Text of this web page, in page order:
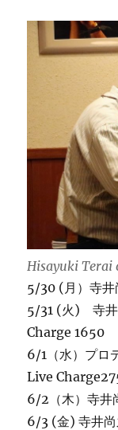
Hisayuki Terai
5/30 (月）寺井
5/31 (火) 寺
Charge 1650
6/1（水）プロ
Live
6/2（木）寺井
6/3 (金) 寺井